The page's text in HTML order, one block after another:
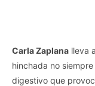
Carla Zaplana lleva
hinchada no
digestivo que